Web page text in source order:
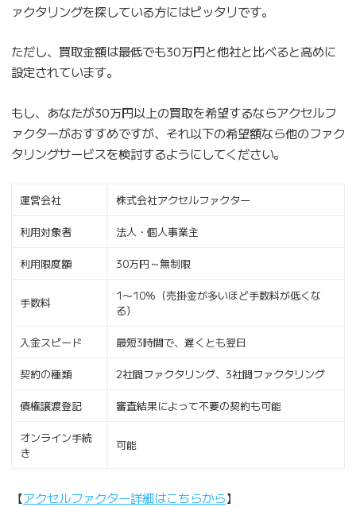
ァクタリングを探している方にはピッタリです。
ただし、買取金額は最低でも30万円と他社と比べると高めに
設定されています。
もし、あなたが30万円以上の買取を希望するならアクセルフ
ァクターがおすすめですが、それ以下の希望額なら他のファク
タリングサービスを検討するようにしてください。
運営会社 株式会社アクセルファクター
利用対象者 法人・個人事業主
利用限度額 30万円～無制限
手数料
1〜10％（売掛金が多いほど手数料が低くな
る）
入金スピード 最短3時間で、遅くとも翌日
契約の種類 2社間ファクタリング、3社間ファクタリング
債権譲渡登記 審査結果によって不要の契約も可能
オンライン手続
き
可能
【アクセルファクター詳細はこちらから】